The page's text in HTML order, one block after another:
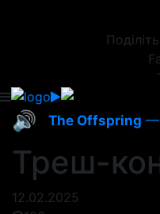
🔊 The Offspring —
Треш-
12.02.2025